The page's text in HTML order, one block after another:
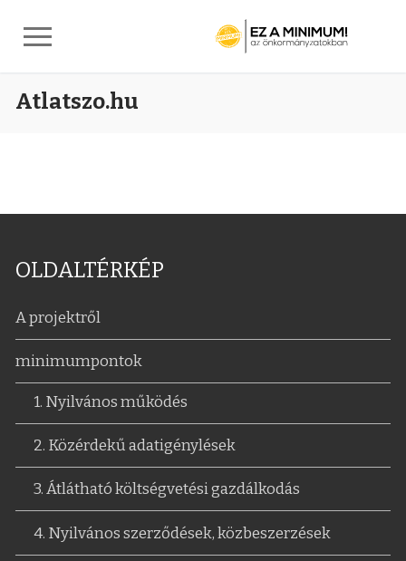
Atlatszo.hu
OLDALTÉRKÉP
A projektről
minimumpontok
1. Nyilvános működés
2. Közérdekű adatigénylések
3. Átlátható költségvetési gazdálkodás
4. Nyilvános szerződések, közbeszerzések